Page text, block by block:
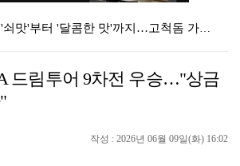
에스파, '쇠맛'부터 '달콤한 맛'까지…고척돔 가득 채…
블랙핑크, 10주년 행사 논란에 사과 "커뮤니케이션 문…
'리그 2연패 정조준' 아스널, 뉴캐슬서 기마랑이스 영…
드림투어 9차전 우승…"상금
작성 : 2026년 06월 09일(화) 16:02